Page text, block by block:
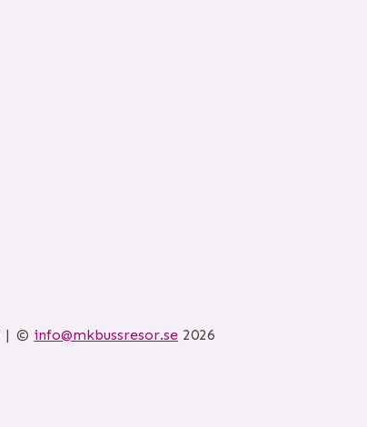
© info@mkbussresor.se 2026